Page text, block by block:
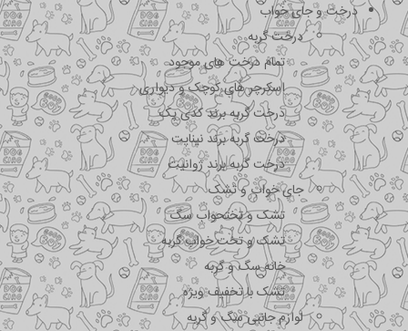
درخت و جای خواب
درخت گربه
تمام درخت های موجود
اسکرچر های کوچک و دیواری
درخت گربه برند کدی پک
درخت گربه برند نیناپت
درخت گربه برند ژوانیت
جای خواب و تشک
تشک و تختحواب سگ
تشک و تخت خواب گربه
خانه سگ و گربه
تشک با تخفیف ویژه
لوازم جانبی سگ و گربه